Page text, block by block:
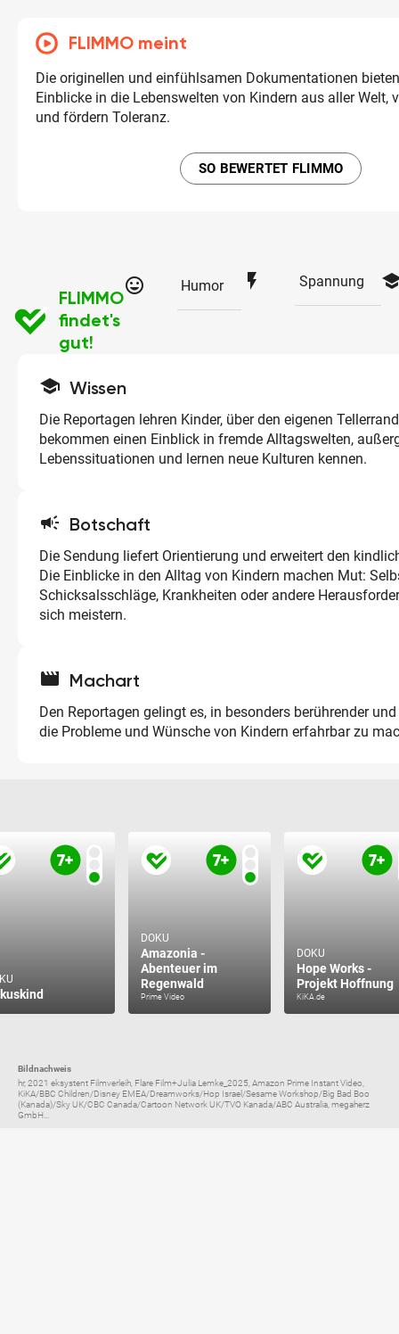
FLIMMO meint
Die originellen und einfühlsamen Dokumentationen
Einblicke in die Lebenswelten von Kindern aus aller Welt,
und fördern Toleranz.
SO BEWERTET FLIMMO
FLIMMO
findet's
gut!
tag_faces Humor flash_on Spannung
school Wissen
Die Reportagen lehren Kinder, über den eigenen
bekommen einen Einblick in fremde Alltagswelten,
Lebenssituationen und lernen neue Kulturen kennen.
campaign Botschaft
Die Sendung liefert Orientierung und erweitert den
Die Einblicke in den Alltag von Kindern machen Mut:
Schicksalsschläge, Krankheiten oder andere
sich meistern.
movie Machart
Den Reportagen gelingt es, in besonders berührender
die Probleme und Wünsche von Kindern erfahrbar zu
DOKU
Amazonia -
Abenteuer im
Regenwald
Prime Video
DOKU
Hope Works -
Projekt Hoffnung
KiKA.de
Bildnachweis
hr, 2021 eksystent Filmverleih, Flare Film+Julia Lemke_2025, Amazon Prime Instant Video,
KiKA/BBC Children/Disney EMEA/Dreamworks/Hop Israel/Sesame Workshop/Big Bad Boo
(Kanada)/Sky UK/CBC Canada/Cartoon Network UK/TVO Kanada/ABC Australia, megaherz
GmbH...